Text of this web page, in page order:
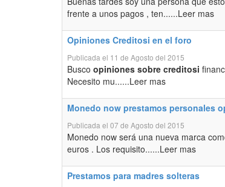
frente a unos pagos , ten......Leer mas
Opiniones Creditosi en el foro
Publicada el 11 de Agosto del 2015
Busco opiniones sobre creditosi
Necesito mu......Leer mas
Monedo now prestamos personales
Publicada el 07 de Agosto del 2015
Monedo now será una nueva marca
euros . Los requisito......Leer mas
Prestamos para madres solteras